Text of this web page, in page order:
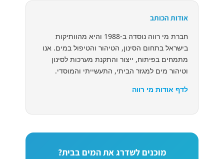
אודות הכותב
חברת מי רווה נוסדה ב-1988 והיא מהוותיקות
בישראל בתחום הסינון, הטיהור והטיפול במים. אנו
מתמחים בפיתוח, ייצור והתקנת מערכות לסינון
וטיהור מים למגזר הביתי, התעשייתי והמוסדי.
לדף אודות מי רווה
מוכנים לשדרג את המים בבית?